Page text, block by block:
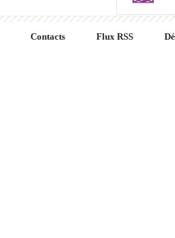
Contacts Flux RSS